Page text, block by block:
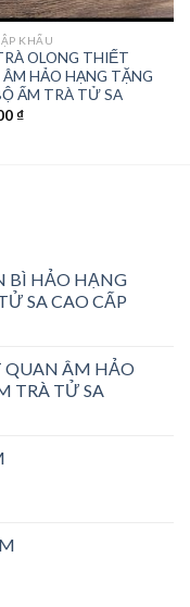
KHẨU
OLONG THIẾT
ÂM HẢO HẠNG TẶNG
ẤM TRÀ TỬ SA
₫
BÌ HẢO HẠNG
SA CAO CẤP
QUAN ÂM HẢO
TRÀ TỬ SA